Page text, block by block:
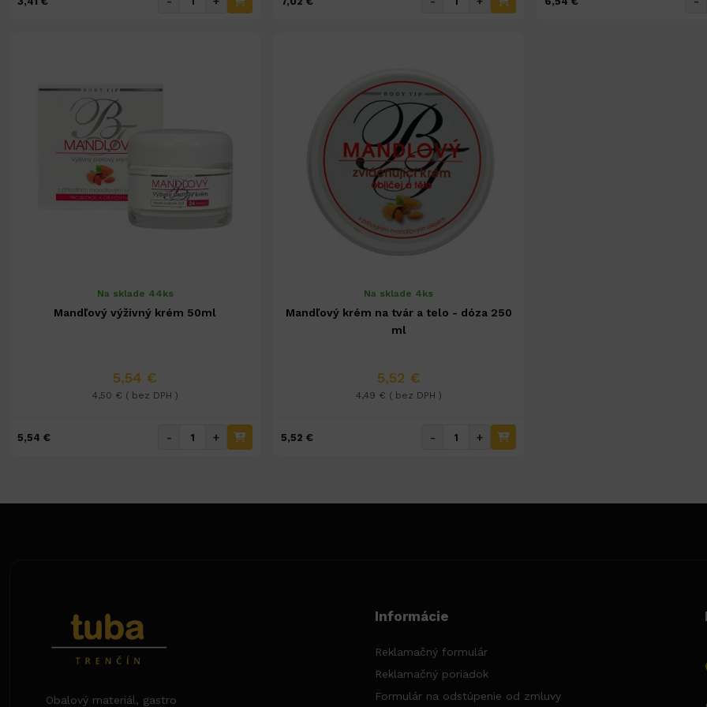
Na sklade 44ks
Mandľový výživný krém 50ml
5,54 €
4,50 € ( bez DPH )
5,54 € - +
Na sklade 4ks
Mandľový krém na tvár a telo - dóza 250
ml
5,52 €
4,49 € ( bez DPH )
5,52 € - +
Obalový materiál, gastro
Informácie
Reklamačný formulár
Reklamačný poriadok
Formulár na odstúpenie od zmluvy